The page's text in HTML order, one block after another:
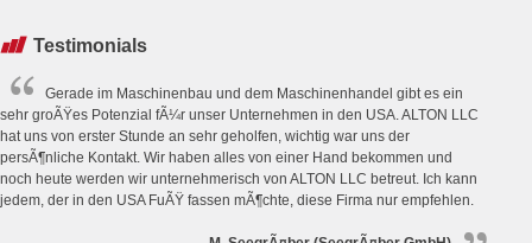
Testimonials
Gerade im Maschinenbau und dem Maschinenhandel gibt es ein
sehr groÃŸes Potenzial fÃ¼r unser Unternehmen in den USA. ALTON LLC
hat uns von erster Stunde an sehr geholfen, wichtig war uns der
persÃ¶nliche Kontakt. Wir haben alles von einer Hand bekommen und
noch heute werden wir unternehmerisch von ALTON LLC betreut. Ich kann
jedem, der in den USA FuÃŸ fassen mÃ¶chte, diese Firma nur empfehlen.